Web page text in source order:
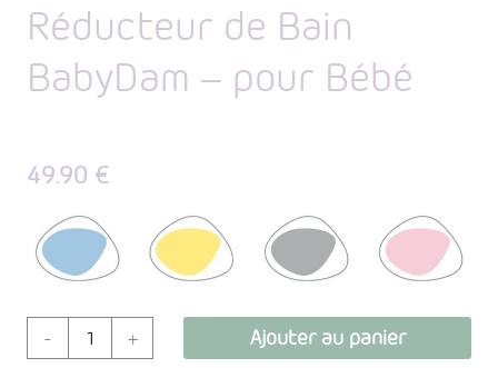
Réducteur de Bain
BabyDam – pour Bébé
49.90 €
Bleu Citron Gris Rose
-
quantité
de
+ Ajouter au panier